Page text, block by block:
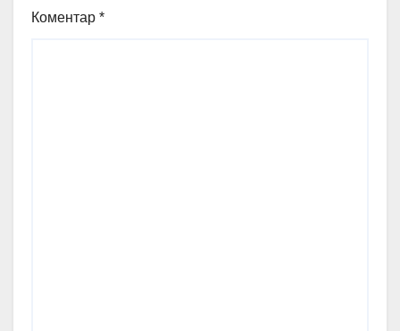
Коментар *